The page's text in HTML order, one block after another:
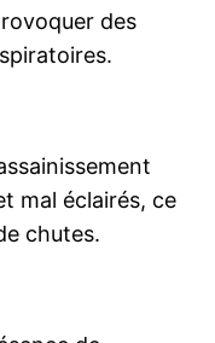
des
mal éclairés, ce
chutes.